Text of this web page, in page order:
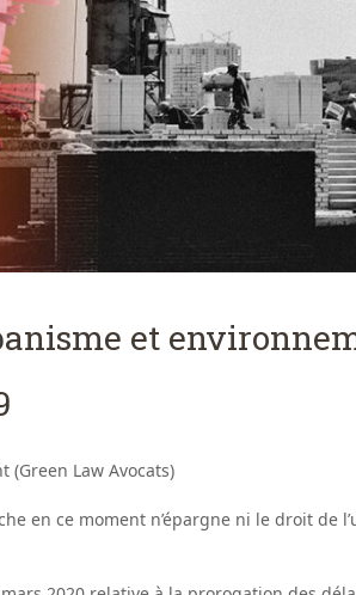
et
(Green Law Avocats)
en ce moment n’épargne ni le droit de